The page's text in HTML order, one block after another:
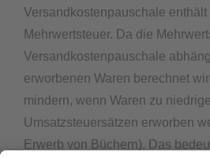
Versandkostenpauschale
Mehrwertsteuer. Da die
Versandkostenpauschale
erworbenen Waren berechnet
mindern, wenn Waren zu
Umsatzsteuersätzen erworben
Erwerb von Büchern). Das